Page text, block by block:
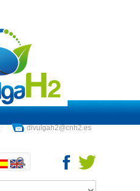
divulgah2@cnh2.es